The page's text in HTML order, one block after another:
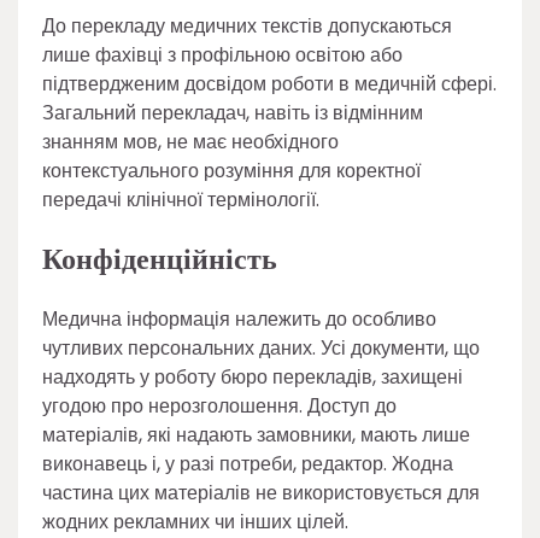
До перекладу медичних текстів допускаються
лише фахівці з профільною освітою або
підтвердженим досвідом роботи в медичній сфері.
Загальний перекладач, навіть із відмінним
знанням мов, не має необхідного
контекстуального розуміння для коректної
передачі клінічної термінології.
Конфіденційність
Медична інформація належить до особливо
чутливих персональних даних. Усі документи, що
надходять у роботу бюро перекладів, захищені
угодою про нерозголошення. Доступ до
матеріалів, які надають замовники, мають лише
виконавець і, у разі потреби, редактор. Жодна
частина цих матеріалів не використовується для
жодних рекламних чи інших цілей.